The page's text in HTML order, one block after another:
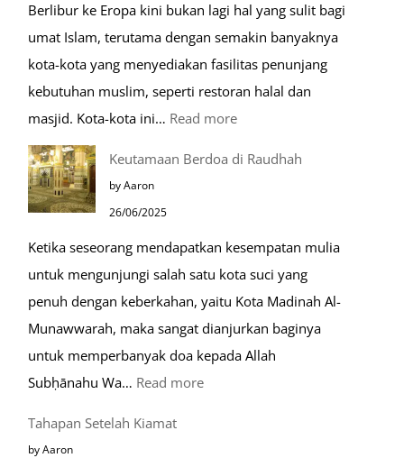
Masjid
Nabawi
Berlibur ke Eropa kini bukan lagi hal yang sulit bagi
umat Islam, terutama dengan semakin banyaknya
kota-kota yang menyediakan fasilitas penunjang
kebutuhan muslim, seperti restoran halal dan
masjid. Kota-kota ini… Read more:
di
Eropa
Keutamaan Berdoa di Raudhah
by Aaron
26/06/2025
Ketika seseorang mendapatkan kesempatan mulia
untuk mengunjungi salah satu kota suci yang
penuh dengan keberkahan, yaitu Kota Madinah Al-
Munawwarah, maka sangat dianjurkan baginya
untuk memperbanyak doa kepada Allah
Subḥānahu Wa… Read more:
Tahapan Setelah Kiamat
by Aaron